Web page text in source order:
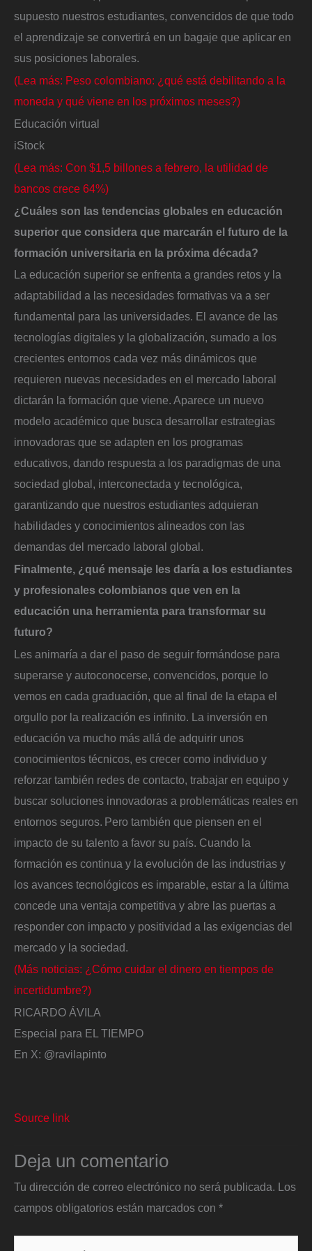
supuesto nuestros estudiantes, convencidos de que todo
el aprendizaje se convertirá en un bagaje que aplicar en
sus posiciones laborales.
(Lea más: Peso colombiano: ¿qué está debilitando a la
moneda y qué viene en los próximos meses?)
Educación virtual
iStock
(Lea más: Con $1,5 billones a febrero, la utilidad de
bancos crece 64%)
¿Cuáles son las tendencias globales en educación
superior que considera que marcarán el futuro de la
formación universitaria en la próxima década?
La educación superior se enfrenta a grandes retos y la
adaptabilidad a las necesidades formativas va a ser
fundamental para las universidades. El avance de las
tecnologías digitales y la globalización, sumado a los
crecientes entornos cada vez más dinámicos que
requieren nuevas necesidades en el mercado laboral
dictarán la formación que viene. Aparece un nuevo
modelo académico que busca desarrollar estrategias
innovadoras que se adapten en los programas
educativos, dando respuesta a los paradigmas de una
sociedad global, interconectada y tecnológica,
garantizando que nuestros estudiantes adquieran
habilidades y conocimientos alineados con las
demandas del mercado laboral global.
Finalmente, ¿qué mensaje les daría a los estudiantes
y profesionales colombianos que ven en la
educación una herramienta para transformar su
futuro?
Les animaría a dar el paso de seguir formándose para
superarse y autoconocerse, convencidos, porque lo
vemos en cada graduación, que al final de la etapa el
orgullo por la realización es infinito. La inversión en
educación va mucho más allá de adquirir unos
conocimientos técnicos, es crecer como individuo y
reforzar también redes de contacto, trabajar en equipo y
buscar soluciones innovadoras a problemáticas reales en
entornos seguros. Pero también que piensen en el
impacto de su talento a favor su país. Cuando la
formación es continua y la evolución de las industrias y
los avances tecnológicos es imparable, estar a la última
concede una ventaja competitiva y abre las puertas a
responder con impacto y positividad a las exigencias del
mercado y la sociedad.
(Más noticias: ¿Cómo cuidar el dinero en tiempos de
incertidumbre?)
RICARDO ÁVILA
Especial para EL TIEMPO
En X: @ravilapinto
Source link
Deja un comentario
Tu dirección de correo electrónico no será publicada. Los
campos obligatorios están marcados con *